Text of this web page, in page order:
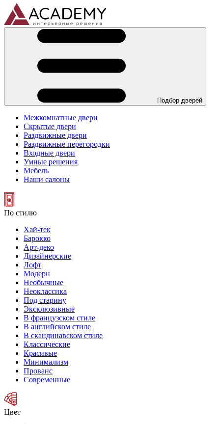
Подбор дверей
Межкомнатные двери
Скрытые двери
Раздвижные двери
Раздвижные перегородки
Входные двери
Умные решения
Мебель
Наши салоны
По стилю
Хай-тек
Барокко
Арт-деко
Дизайнерские
Лофт
Модерн
Необычные
Неоклассика
Под старину
Эксклюзивные
В французском стиле
В английском стиле
В скандинавском стиле
Классические
Красивые
Минимализм
Прованс
Современные
Цвет